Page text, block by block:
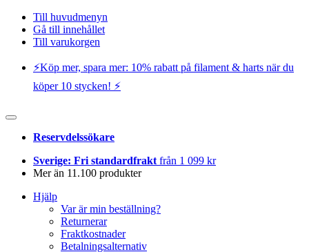
Till huvudmenyn
Gå till innehållet
Till varukorgen
⚡️Köp mer, spara mer: 10% rabatt på filament & harts när du
köper 10 stycken! ⚡️
Reservdelssökare
Sverige: Fri standardfrakt från 1 099 kr
Mer än 11.100 produkter
Hjälp
Var är min beställning?
Returnerar
Fraktkostnader
Betalningsalternativ